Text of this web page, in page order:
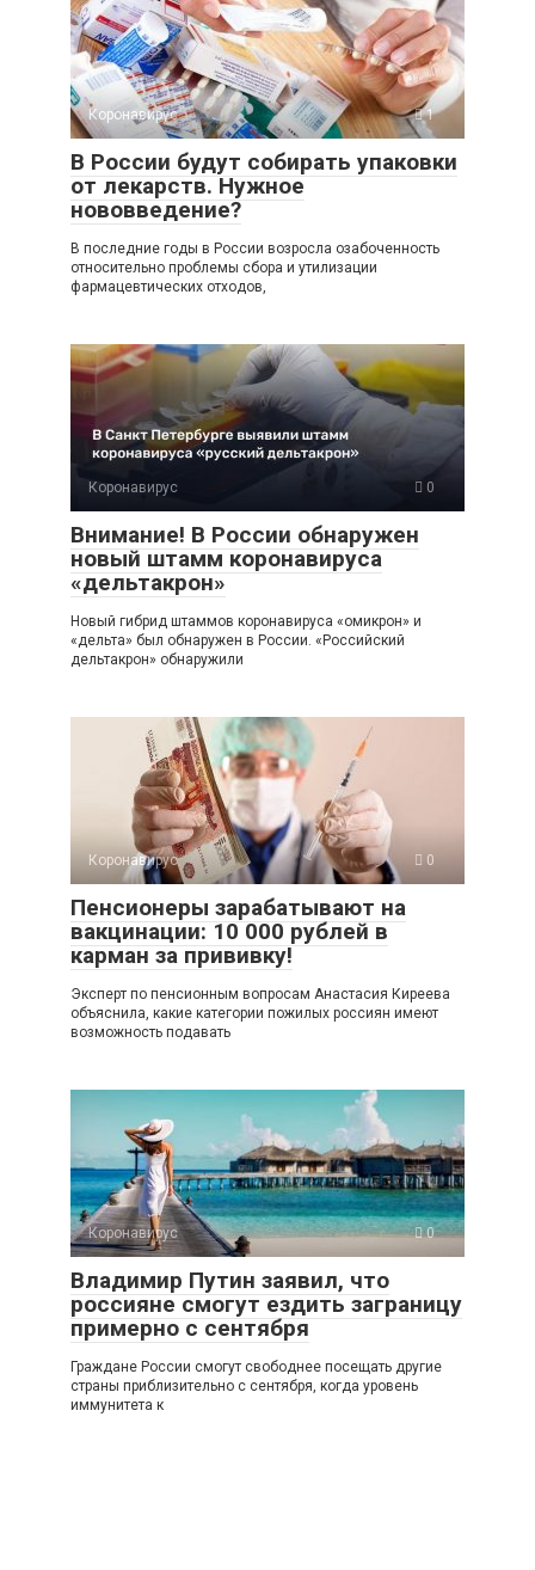
Коронавирус 1
В России будут собирать упаковки
от лекарств. Нужное
нововведение?
В последние годы в России возросла озабоченность
относительно проблемы сбора и утилизации
фармацевтических отходов,
Коронавирус 0
Внимание! В России обнаружен
новый штамм коронавируса
«дельтакрон»
Новый гибрид штаммов коронавируса «омикрон» и
«дельта» был обнаружен в России. «Российский
дельтакрон» обнаружили
Коронавирус 0
Пенсионеры зарабатывают на
вакцинации: 10 000 рублей в
карман за прививку!
Эксперт по пенсионным вопросам Анастасия Киреева
объяснила, какие категории пожилых россиян имеют
возможность подавать
Коронавирус 0
Владимир Путин заявил, что
россияне смогут ездить заграницу
примерно с сентября
Граждане России смогут свободнее посещать другие
страны приблизительно с сентября, когда уровень
иммунитета к